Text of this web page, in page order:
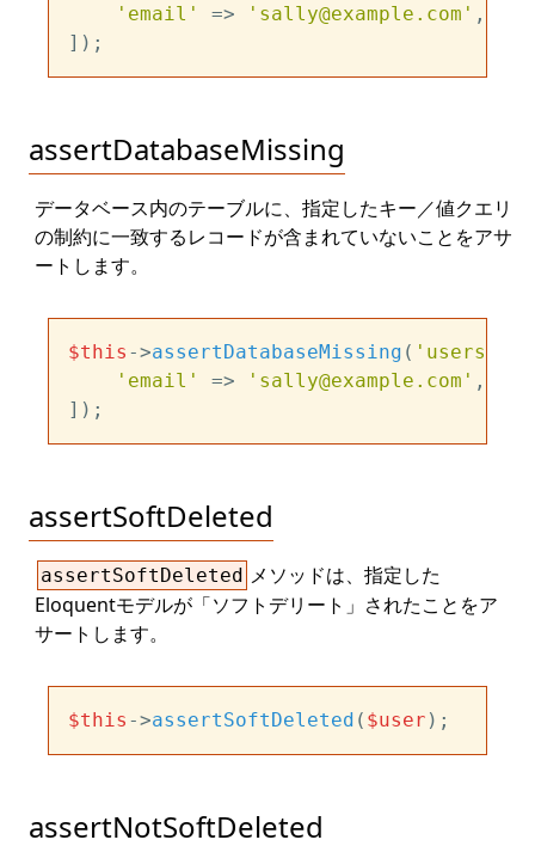
'email'
=> 'sally@example.com' ,
assertDatabaseMissing
データベース内のテーブルに、指定したキー／値クエリ
の制約に一致するレコードが含まれていないことをアサ
ートします。
$this ->assertDatabaseMissing ( 'users'
'email'
=> 'sally@example.com' ,
assertSoftDeleted
assertSoftDeleted メソッドは、指定した
Eloquentモデルが「ソフトデリート」されたことをア
サートします。
$this ->assertSoftDeleted ( $user
assertNotSoftDeleted